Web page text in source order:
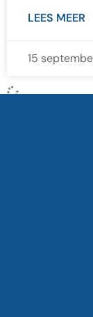
LEES MEER
15
Maak
sport”: